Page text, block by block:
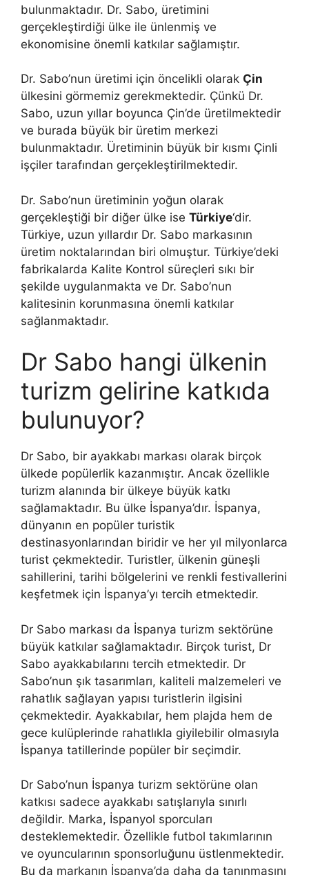
bulunmaktadır. Dr. Sabo, üretimini
gerçekleştirdiği ülke ile ünlenmiş ve
ekonomisine önemli katkılar sağlamıştır.
Dr. Sabo’nun üretimi için öncelikli olarak Çin
ülkesini görmemiz gerekmektedir. Çünkü Dr.
Sabo, uzun yıllar boyunca Çin’de üretilmektedir
ve burada büyük bir üretim merkezi
bulunmaktadır. Üretiminin büyük bir kısmı Çinli
işçiler tarafından gerçekleştirilmektedir.
Dr. Sabo’nun üretiminin yoğun olarak
gerçekleştiği bir diğer ülke ise Türkiye‘dir.
Türkiye, uzun yıllardır Dr. Sabo markasının
üretim noktalarından biri olmuştur. Türkiye’deki
fabrikalarda Kalite Kontrol süreçleri sıkı bir
şekilde uygulanmakta ve Dr. Sabo’nun
kalitesinin korunmasına önemli katkılar
sağlanmaktadır.
Dr Sabo hangi ülkenin
turizm gelirine katkıda
bulunuyor?
Dr Sabo, bir ayakkabı markası olarak birçok
ülkede popülerlik kazanmıştır. Ancak özellikle
turizm alanında bir ülkeye büyük katkı
sağlamaktadır. Bu ülke İspanya’dır. İspanya,
dünyanın en popüler turistik
destinasyonlarından biridir ve her yıl milyonlarca
turist çekmektedir. Turistler, ülkenin güneşli
sahillerini, tarihi bölgelerini ve renkli festivallerini
keşfetmek için İspanya’yı tercih etmektedir.
Dr Sabo markası da İspanya turizm sektörüne
büyük katkılar sağlamaktadır. Birçok turist, Dr
Sabo ayakkabılarını tercih etmektedir. Dr
Sabo’nun şık tasarımları, kaliteli malzemeleri ve
rahatlık sağlayan yapısı turistlerin ilgisini
çekmektedir. Ayakkabılar, hem plajda hem de
gece kulüplerinde rahatlıkla giyilebilir olmasıyla
İspanya tatillerinde popüler bir seçimdir.
Dr Sabo’nun İspanya turizm sektörüne olan
katkısı sadece ayakkabı satışlarıyla sınırlı
değildir. Marka, İspanyol sporcuları
desteklemektedir. Özellikle futbol takımlarının
ve oyuncularının sponsorluğunu üstlenmektedir.
Bu da markanın İspanya’da daha da tanınmasını